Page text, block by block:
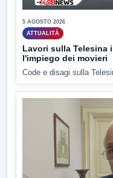
5 AGOSTO 2026
ATTUALITÀ
Lavori sulla Telesina
l'impiego dei movieri
Code e disagi sulla